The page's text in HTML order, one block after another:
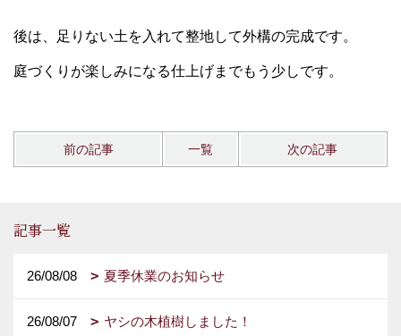
後は、足りない土を入れて整地して外構の完成です。
庭づくりが楽しみになる仕上げまでもう少しです。
前の記事 一覧 次の記事
記事一覧
26/08/08 夏季休業のお知らせ
26/08/07 ヤシの木植樹しました！